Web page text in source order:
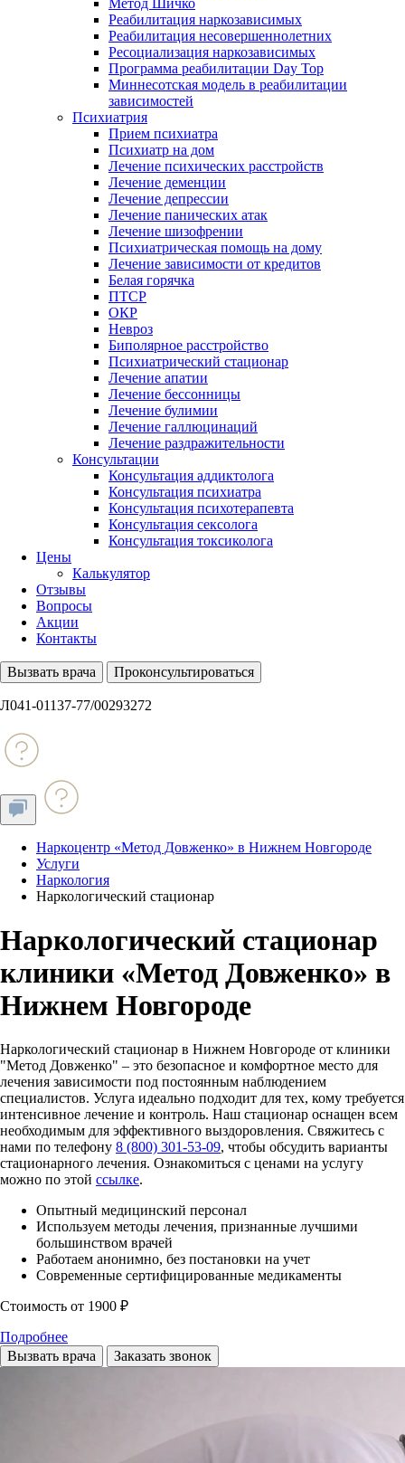
Метод Шичко
Реабилитация наркозависимых
Реабилитация несовершеннолетних
Ресоциализация наркозависимых
Программа реабилитации Day Top
Миннесотская модель в реабилитации
зависимостей
Психиатрия
Прием психиатра
Психиатр на дом
Лечение психических расстройств
Лечение деменции
Лечение депрессии
Лечение панических атак
Лечение шизофрении
Психиатрическая помощь на дому
Лечение зависимости от кредитов
Белая горячка
ПТСР
ОКР
Невроз
Биполярное расстройство
Психиатрический стационар
Лечение апатии
Лечение бессонницы
Лечение булимии
Лечение галлюцинаций
Лечение раздражительности
Консультации
Консультация аддиктолога
Консультация психиатра
Консультация психотерапевта
Консультация сексолога
Консультация токсиколога
Цены
Калькулятор
Отзывы
Вопросы
Акции
Контакты
Вызвать врача Проконсультироваться
Л041-01137-77/00293272
Наркоцентр «Метод Довженко» в Нижнем Новгороде
Услуги
Наркология
Наркологический стационар
Наркологический стационар
клиники «Метод Довженко» в
Нижнем Новгороде
Наркологический стационар в Нижнем Новгороде от клиники
"Метод Довженко" – это безопасное и комфортное место для
лечения зависимости под постоянным наблюдением
специалистов. Услуга идеально подходит для тех, кому требуется
интенсивное лечение и контроль. Наш стационар оснащен всем
необходимым для эффективного выздоровления. Свяжитесь с
нами по телефону 8 (800) 301-53-09, чтобы обсудить варианты
стационарного лечения. Ознакомиться с ценами на услугу
можно по этой ссылке.
Опытный медицинский персонал
Используем методы лечения, признанные лучшими
большинством врачей
Работаем анонимно, без постановки на учет
Современные сертифицированные медикаменты
Стоимость от 1900 ₽
Подробнее
Вызвать врача
Заказать звонок